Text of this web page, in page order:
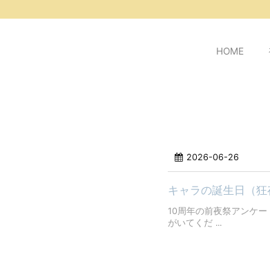
HOME
2026-06-26
キャラの誕生日（狂
10周年の前夜祭アンケ
がいてくだ ...